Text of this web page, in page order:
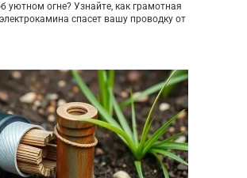
уютном огне? Узнайте, как грамотная
спасет вашу проводку от